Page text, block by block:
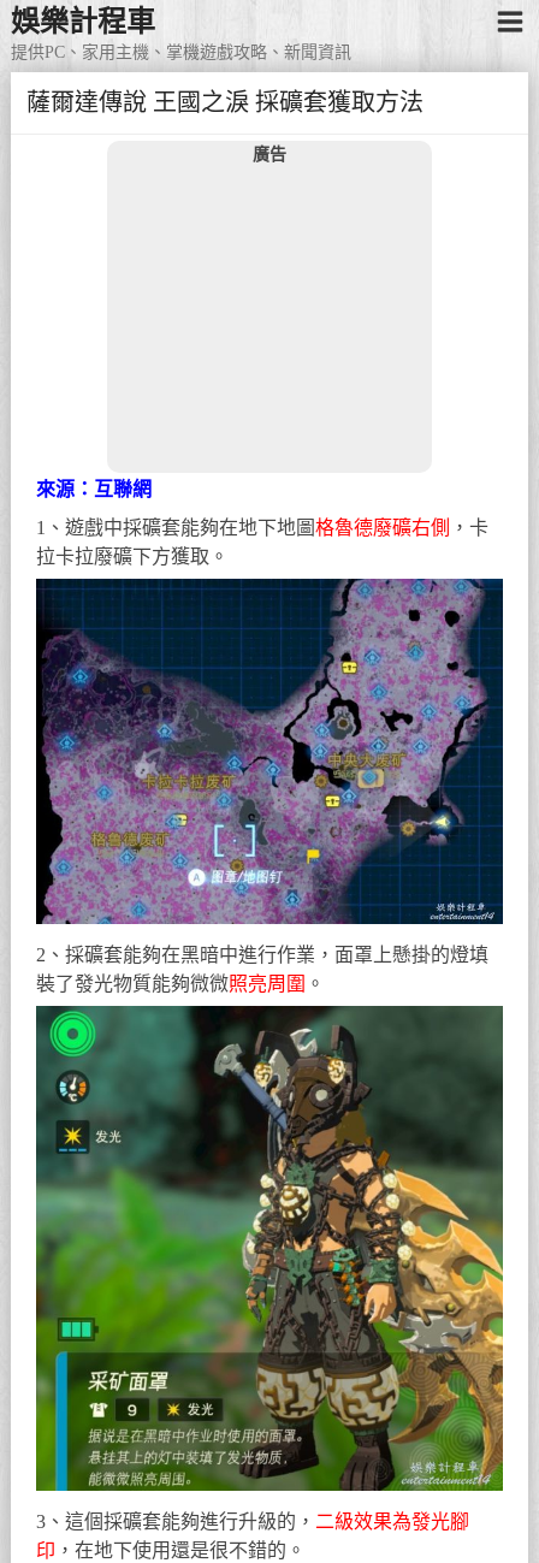
娛樂計程車
提供PC、家用主機、掌機遊戲攻略、新聞資訊
薩爾達傳說 王國之淚 採礦套獲取方法
廣告
來源：互聯網
1、遊戲中採礦套能夠在地下地圖格魯德廢礦右側 ，卡
拉卡拉廢礦下方獲取。
2、採礦套能夠在黑暗中進行作業，面罩上懸掛的燈填
裝了發光物質能夠微微照亮周圍 。
3、這個採礦套能夠進行升級的， 二級效果為發光腳
印 ，在地下使用還是很不錯的。